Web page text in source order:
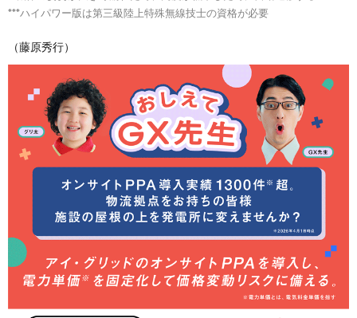
***ハイパワー版は第三級陸上特殊無線技士の資格が必要
（藤原秀行）